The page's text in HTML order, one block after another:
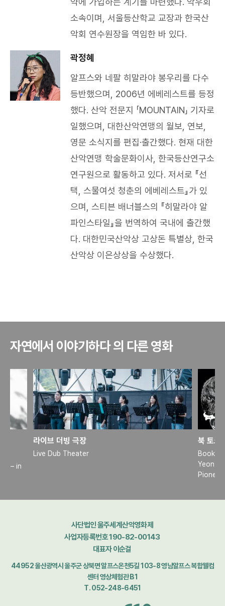
소속이며, 서울등산학교 교장과 한국산
악회 연수원장을 역임한 바 있다.​
곽정혜
알프스와 네팔 히말라야 봉우리를 다수
등반했으며, 2006년 에베레스트를 등정
했다. 산악 전문지 「MOUNTAIN」 기자로
일했으며, 대한산악연맹의 월보, 연보,
영문 소식지를 편집·출간했다. 현재 대한
산악연맹 학술문화이사, 한국등산연구소
연구원으로 활동하고 있다. 저서로 『선
택, 스물여섯 청춘의 에베레스트』가 있
으며, 스티븐 배너블스의 『히말라야 알
파인스타일』을 번역하여 국내에 출간했
다. 대한민국산악상 고상돈 특별상, 한국
산악상 이은상상을 수상했다.​
자연에서 이야기하다 의 다른 영화
– in
라이브 더빙 극장
Live Dub Theater
Book
Yeon-
Pioneer
사단법인 울주세계산악영화제
사업자등록번호 190-82-00143
대표자 이순걸
44952 울산광역시 울주군 상북면 알프스온천5길 103-8 영남알프스 복합웰컴
센터 영상체험관 B1
T. 052-248-6451